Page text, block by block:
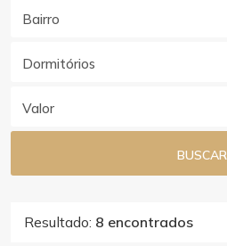
Bairro
Dormitórios
Valor
BUSCAR
Resultado: 8 encontrados